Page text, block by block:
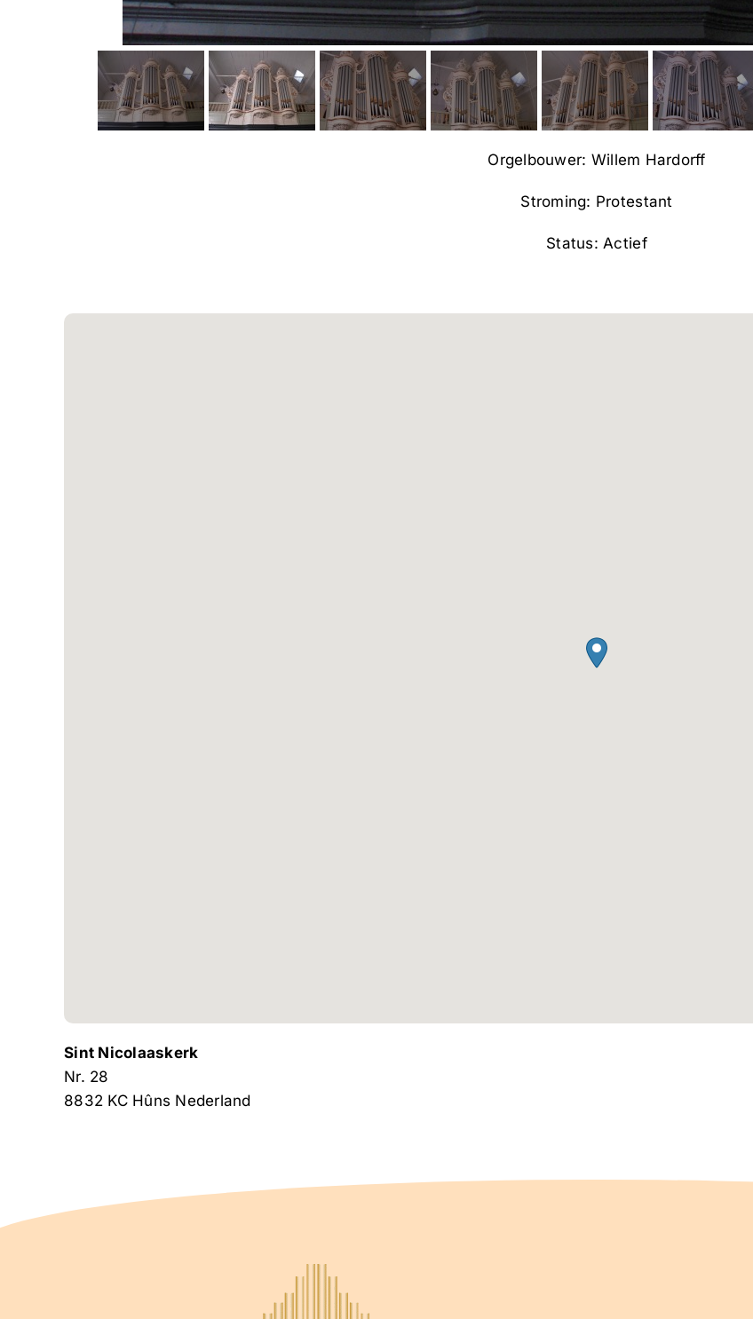
Orgelbouwer: Willem Hardorff
Stroming: Protestant
Status: Actief
Sint Nicolaaskerk
Nr. 28
8832 KC Hûns Nederland